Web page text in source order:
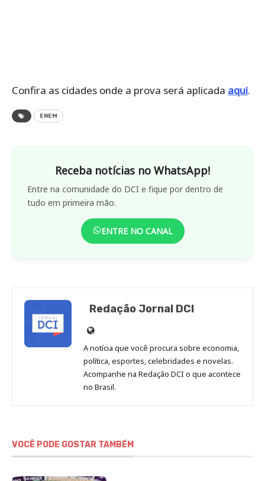
Confira as cidades onde a prova será aplicada aqui.
ENEM
Receba notícias no WhatsApp!
Entre na comunidade do DCI e fique por dentro de
tudo em primeira mão.
ENTRE NO CANAL
Redação Jornal DCI
Site
de
Redação
Jornal
DCI
A notícia que você procura sobre economia,
política, esportes, celebridades e novelas.
Acompanhe na Redação DCI o que acontece
no Brasil.
VOCÊ PODE GOSTAR TAMBÉM